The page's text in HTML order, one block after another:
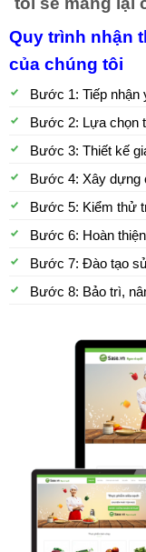
Quy trình nhận
của chúng tôi
Bước 1: Tiếp nhận
Bước 2: Lựa chọn
Bước 3: Thiết kế
Bước 4: Xây dựng
Bước 5: Kiểm thử
Bước 6: Hoàn
Bước 7: Đào tạo
Bước 8: Bảo trì,